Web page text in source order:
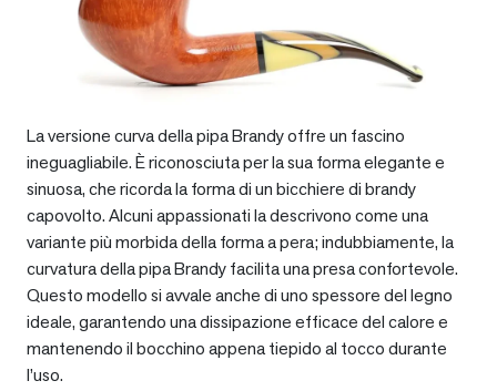
La versione curva della pipa Brandy offre un fascino
ineguagliabile. È riconosciuta per la sua forma elegante e
sinuosa, che ricorda la forma di un bicchiere di brandy
capovolto. Alcuni appassionati la descrivono come una
variante più morbida della forma a pera; indubbiamente, la
curvatura della pipa Brandy facilita una presa confortevole.
Questo modello si avvale anche di uno spessore del legno
ideale, garantendo una dissipazione efficace del calore e
mantenendo il bocchino appena tiepido al tocco durante
l’uso.